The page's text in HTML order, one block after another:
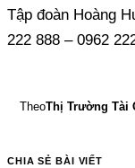
Tập đoàn Hoàng
222 888 – 0962
TheoThị Trường Tài
CHIA SẺ BÀI VIẾT